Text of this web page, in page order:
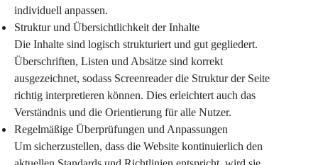
individuell anpassen.
Struktur und Übersichtlichkeit der Inhalte
Die Inhalte sind logisch strukturiert und gut gegliedert.
Überschriften, Listen und Absätze sind korrekt
ausgezeichnet, sodass Screenreader die Struktur der Seite
richtig interpretieren können. Dies erleichtert auch das
Verständnis und die Orientierung für alle Nutzer.
Regelmäßige Überprüfungen und Anpassungen
Um sicherzustellen, dass die Website kontinuierlich den